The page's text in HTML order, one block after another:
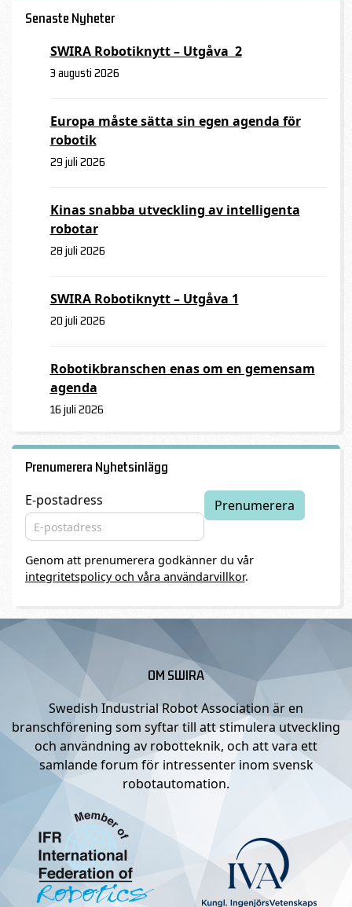
Senaste Nyheter
SWIRA Robotiknytt – Utgåva 2
3 augusti 2026
Europa måste sätta sin egen agenda för
robotik
29 juli 2026
Kinas snabba utveckling av intelligenta
robotar
28 juli 2026
SWIRA Robotiknytt – Utgåva 1
20 juli 2026
Robotikbranschen enas om en gemensam
agenda
16 juli 2026
Prenumerera Nyhetsinlägg
E-postadress
Genom att prenumerera godkänner du vår
integritetspolicy och våra användarvillkor.
OM SWIRA
Swedish Industrial Robot Association är en
branschförening som syftar till att stimulera utveckling
och användning av robotteknik, och att vara ett
samlande forum för intressenter inom svensk
robotautomation.